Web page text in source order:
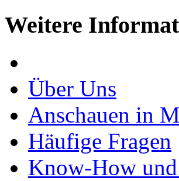
Weitere
Über Uns
Anschauen in
Häufige Fragen
Know-How